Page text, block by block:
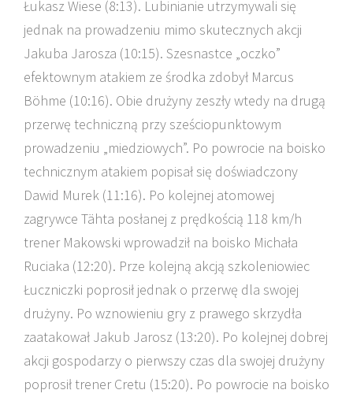
Łukasz Wiese (8:13). Lubinianie utrzymywali się
jednak na prowadzeniu mimo skutecznych akcji
Jakuba Jarosza (10:15). Szesnastce „oczko”
efektownym atakiem ze środka zdobył Marcus
Böhme (10:16). Obie drużyny zeszły wtedy na drugą
przerwę techniczną przy sześciopunktowym
prowadzeniu „miedziowych”. Po powrocie na boisko
technicznym atakiem popisał się doświadczony
Dawid Murek (11:16). Po kolejnej atomowej
zagrywce Tähta posłanej z prędkością 118 km/h
trener Makowski wprowadził na boisko Michała
Ruciaka (12:20). Prze kolejną akcją szkoleniowiec
Łuczniczki poprosił jednak o przerwę dla swojej
drużyny. Po wznowieniu gry z prawego skrzydła
zaatakował Jakub Jarosz (13:20). Po kolejnej dobrej
akcji gospodarzy o pierwszy czas dla swojej drużyny
poprosił trener Cretu (15:20). Po powrocie na boisko